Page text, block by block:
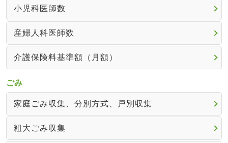
小児科医師数
産婦人科医師数
介護保険料基準額（月額）
ごみ
家庭ごみ収集、分別方式、戸別収集
粗大ごみ収集